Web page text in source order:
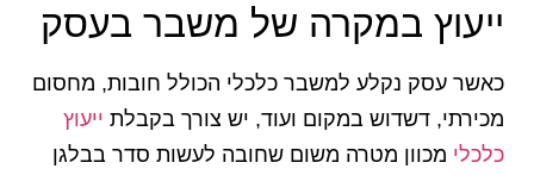
ייעוץ במקרה של משבר בעסק
כאשר עסק נקלע למשבר כלכלי הכולל חובות, מחסום
מכירתי, דשדוש במקום ועוד, יש צורך בקבלת ייעוץ
כלכלי מכוון מטרה משום שחובה לעשות סדר בבלגן